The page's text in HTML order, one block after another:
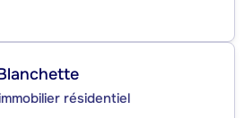
résidentiel